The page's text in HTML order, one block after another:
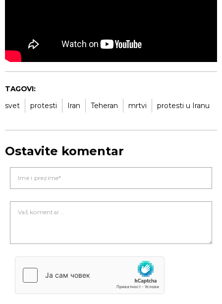
TAGOVI:
svet
protesti Iran Teheran mrtvi protesti u Iranu
Ostavite komentar